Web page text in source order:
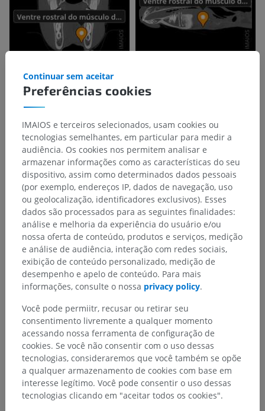
Hierarquia anatômica
Anatomia veterinária
Miologia> Músculos da cabeça>
Músculodigástrico>
Ventre rostral do músculo digástrico
Estruturas subjacentes:Não há nenhuma estrutura
subjacente para esta parte anatômica
Traduções
Preferências cookies
Continuar sem aceitar
IMAIOS e terceiros selecionados, usam cookies ou
tecnologias semelhantes, em particular para medir a
audiência. Os cookies nos permitem analisar e
armazenar informações como as características do seu
dispositivo, assim como determinados dados pessoais
(por exemplo, endereços IP, dados de navegação, uso
ou geolocalização, identificadores exclusivos). Esses
dados são processados para as seguintes finalidades:
análise e melhoria da experiência do usuário e/ou
nossa oferta de conteúdo, produtos e serviços, medição
e análise de audiência, interação com redes sociais,
exibição de conteúdo personalizado, medição de
desempenho e apelo de conteúdo. Para mais
informações, consulte o nossa privacy policy.
Você pode permiitr, recusar ou retirar seu
consentimento livremente a qualquer momento
acessando nossa ferramenta de configuração de
cookies. Se você não consentir com o uso dessas
tecnologias, consideraremos que você também se opõe
a qualquer armazenamento de cookies com base em
interesse legítimo. Você pode consentir o uso dessas
tecnologias clicando em "aceitar todos os cookies".